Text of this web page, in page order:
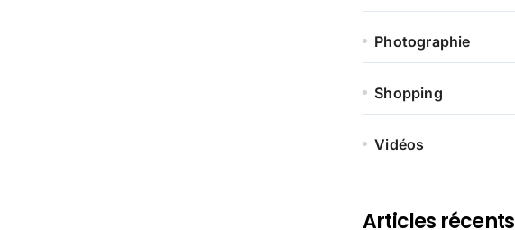
Photographie
Shopping
Vidéos
Articles récents